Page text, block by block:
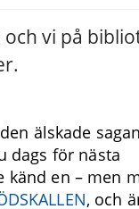
vi på
älskade
dags för nästa
känd en – men
, och